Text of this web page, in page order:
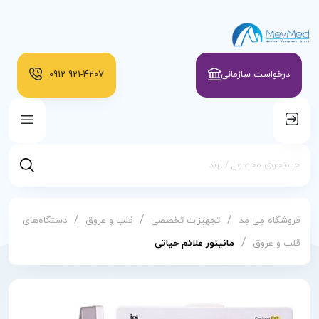
درخواست سازمانی 921-4207
0912
فروشگاه مِی مِد / تجهیزات تخصصی / قلب و عروق / دستگاه‌های
قلب و عروق
/ مانیتور علائم حیاتی